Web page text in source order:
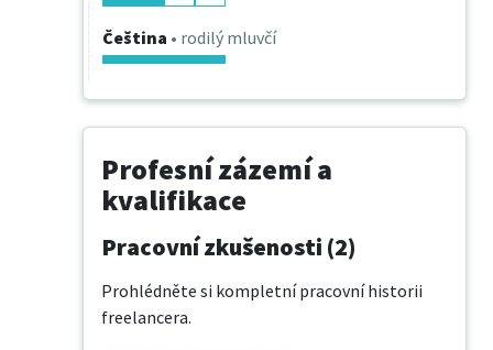
Čeština • rodilý mluvčí
Profesní zázemí a
kvalifikace
Pracovní zkušenosti (2)
Prohlédněte si kompletní pracovní historii
freelancera.